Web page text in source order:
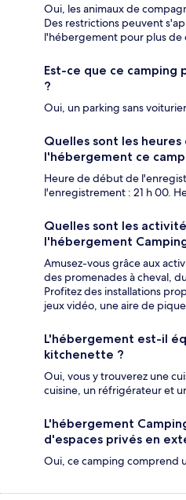
Oui, les animaux de
Des restrictions peuvent
l'hébergement pour plus de
Est-ce que ce camping
?
Oui, un parking sans
Quelles sont les
l'hébergement ce
Heure de début de
l'enregistrement : 21 h 00.
Quelles sont les
l'hébergement
Amusez-vous grâce aux
des promenades à cheval,
Profitez des installations
jeux vidéo, une aire de
L'hébergement est-il
kitchenette ?
Oui, vous y trouverez une
cuisine, un réfrigérateur et
L'hébergement
d'espaces privés en
Oui, ce camping comprend